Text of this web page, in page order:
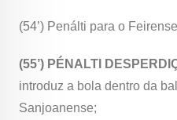
(54’) Penálti para o
(55’) PÉNALTI
introduz a bola dentro da
Sanjoanense;